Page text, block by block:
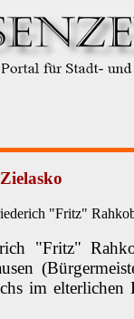
"Fritz"
"Fritz"
im elterlichen